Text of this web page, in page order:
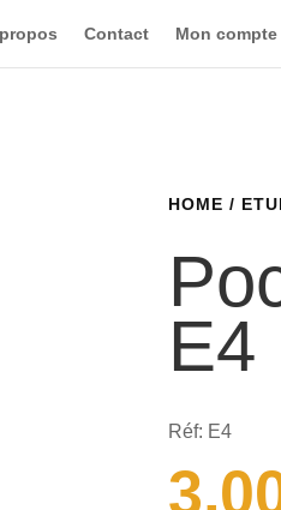
Contact Mon compte
HOME /
E4
Réf: E4